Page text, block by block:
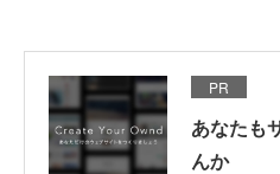
PR
あなたも
んか